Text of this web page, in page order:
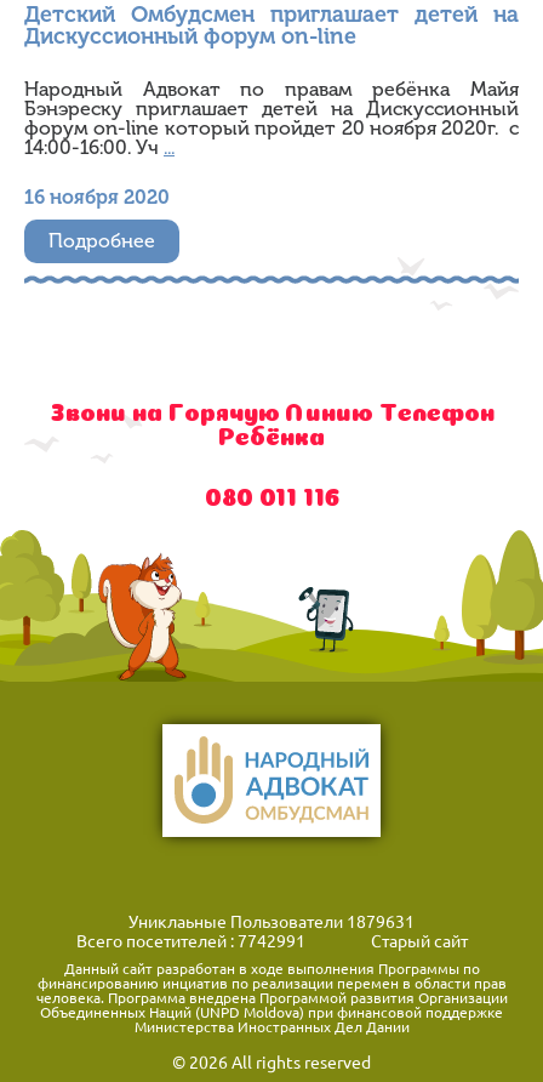
Детский Омбудсмен приглашает детей на
Дискуссионный форум on-line
Народный Адвокат по правам ребёнка Майя
Бэнэреску приглашает детей на Дискуссионный
форум on-line который пройдет 20 ноября 2020г. с
14:00-16:00. Уч ...
16 ноября 2020
Подробнее
Звони на Горячую Линию Телефон
Ребёнка
080 011 116
Униклаьные Пользователи 1879631
Всего посетителей : 7742991
Старый сайт
Данный сайт разработан в ходе выполнения Программы по
финансированию инциатив по реализации перемен в области прав
человека. Программа внедрена Программой развития Организации
Объединенных Наций (UNPD Moldova) при финансовой поддержке
Министерства Иностранных Дел Дании
© 2026 All rights reserved